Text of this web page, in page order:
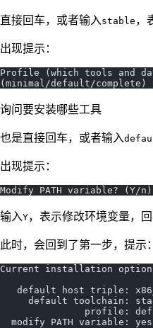
直接回车，或者输入 stable ，
出现提示：
Profile (which tools and
(minimal/default/complete)
询问要安装哪些工具
也是直接回车，或者输入
出现提示：
Modify PATH variable? (Y/n)
输入Y，表示修改环境变量，
此时，会回到了第一步，提示：
Current installation
default host triple:
default toolchain:
  modify PATH variable: yes